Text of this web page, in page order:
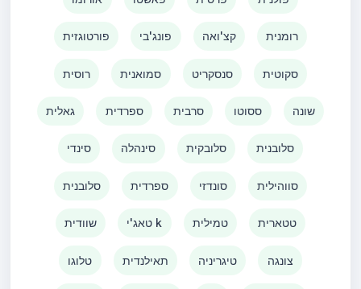
פורטוגזית פונג'בי קצ'ואה רומנית
רוסית סמואנית סנסקריט סקוטית
גאלית ספרדית סרבית ססוטו שונה
סינדי סינהלה סלובקית סלובנית
סלובנית ספרדית סונדזי סווהילית
שוודית טאג'י k טמילית טטארית
טלוגו תאילנדית טיגריניה צונגה